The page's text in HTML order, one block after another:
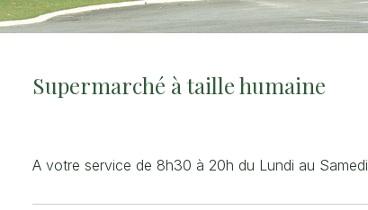
Supermarché à taille humaine
A votre service de 8h30 à 20h du Lundi au Samedi